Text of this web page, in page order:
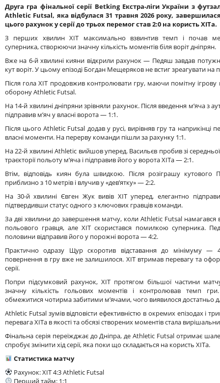
Друга гра фінальної серії Betking Екстра-ліги України з
Athletic Futsal, яка відбулася 31 травня 2026 року,
цього рахунок у серії до трьох перемог став 2:0 на користь ХІТа.
З перших хвилин ХІТ максимально взвинтив темп і почав
суперника, створюючи значну кількість моментів біля воріт дніпрян.
Вже на 6-й хвилині кияни відкрили рахунок — Педяш завдав
кут воріт. У цьому епізоді Богдан Мещеряков не встиг зреагувати на
Після гола ХІТ продовжив контролювати гру, маючи помітну ігрову
оборону Athletic Futsal.
На 14-й хвилині дніпряни зрівняли рахунок. Після введення м’яча з
підправив м’яч у власні ворота — 1:1.
Після цього Athletic Futsal додав у русі, вирівняв гру та
власні моменти. На перерву команди пішли за рахунку 1:1.
На 22-й хвилині Athletic вийшов уперед. Васильєв пробив зі
траєкторії польоту м’яча і підправив його у ворота ХІТа — 2:1.
Втім, відповідь киян була швидкою. Після розіграшу
приблизно з 10 метрів і влучив у «дев’ятку» — 2:2.
На 30-й хвилині Євген Жук вивів ХІТ уперед, елегантно
підтвердивши статус одного з ключових гравців команди.
За дві хвилини до завершення матчу, коли Athletic Futsal намагався
польового гравця, але ХІТ скористався помилкою суперника.
половини відправив його у порожні ворота — 4:2.
Практично одразу Щур скоротив відставання до мінімуму —
повернення в гру вже не залишилося. ХІТ втримав перевагу та
серії.
Попри підсумковий рахунок, ХІТ протягом більшої частини
значну кількість гольових моментів і контролював темп
обмежитися чотирма забитими м’ячами, чого виявилося достатньо
Athletic Futsal зумів відповісти ефективністю в окремих епізодах і
перевага ХІТа в якості та обсязі створених моментів стала
Фінальна серія переїжджає до Дніпра, де Athletic Futsal отримає
спробує змінити хід серії, яка поки що складається на користь ХІТа.
Статистика матчу
Рахунок: ХІТ 4:3 Athletic Futsal
Перший тайм: 1:1